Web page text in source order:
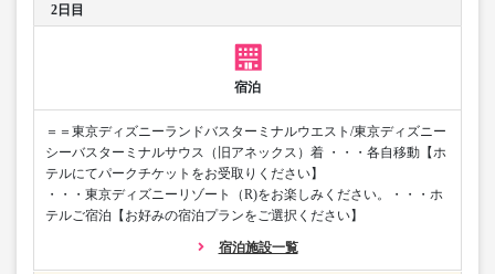
2日目
宿泊
＝＝東京ディズニーランドバスターミナルウエスト/東京ディズニー
シーバスターミナルサウス（旧アネックス）着 ・・・各自移動【ホ
テルにてパークチケットをお受取りください】
・・・東京ディズニーリゾート（R)をお楽しみください。・・・ホ
テルご宿泊【お好みの宿泊プランをご選択ください】
宿泊施設一覧